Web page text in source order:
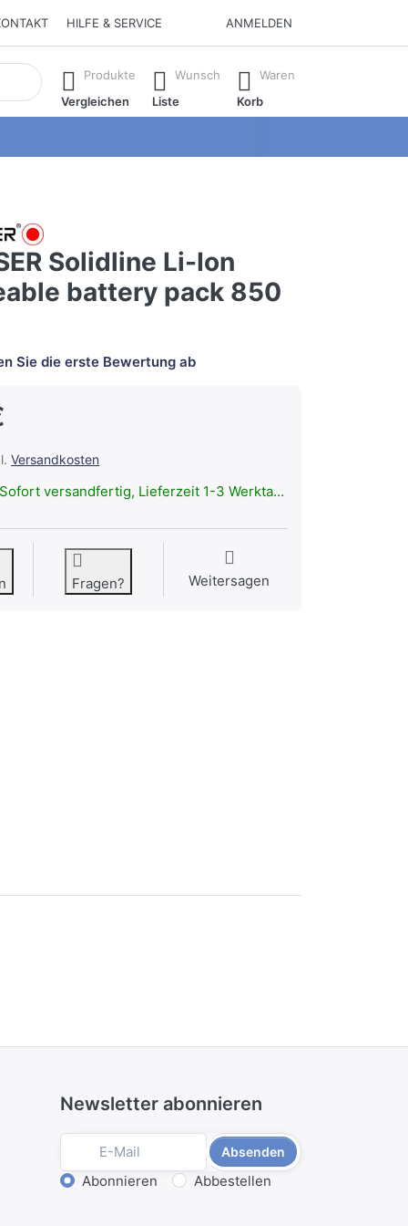
HILFE & SERVICE ANMELDEN
erste Ergebnisse. Drücken Sie die Eingabetaste, um alle
Produkte
Vergleichen
Wunsch
Liste
Waren
Korb
Solidline Li-Ion
battery pack 850
Sie die erste Bewertung ab
Versandkosten
versandfertig, Lieferzeit 1-3 Werktage.
Fragen? Weitersagen
Newsletter abonnieren
Absenden
Aktion wählen
Abonnieren Abbestellen